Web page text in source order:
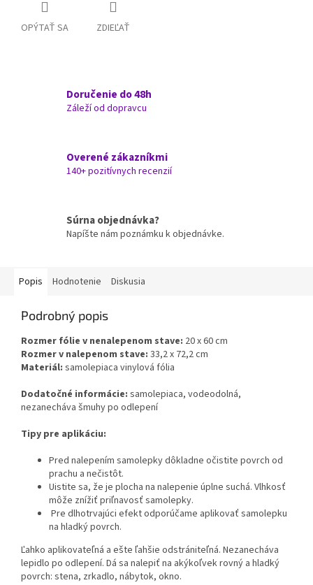
OPÝTAŤ SA ZDIEĽAŤ
Doručenie do 48h
Záleží od dopravcu
Overené zákazníkmi
140+ pozitívnych recenzií
Súrna objednávka?
Napíšte nám poznámku k objednávke.
Popis Hodnotenie Diskusia
Podrobný popis
Rozmer fólie v nenalepenom stave: 20 x 60 cm
Rozmer v nalepenom stave: 33,2 x 72,2 cm
Materiál: samolepiaca vinylová fólia
Dodatočné informácie: samolepiaca, vodeodolná,
nezanecháva šmuhy po odlepení
Tipy pre aplikáciu:
Pred nalepením samolepky dôkladne očistite povrch od
prachu a nečistôt.
Uistite sa, že je plocha na nalepenie úplne suchá. Vlhkosť
môže znížiť priľnavosť samolepky.
Pre dlhotrvajúci efekt odporúčame aplikovať samolepku
na hladký povrch.
Ľahko aplikovateľná a ešte ľahšie odstrániteľná. Nezanecháva
lepidlo po odlepení. Dá sa nalepiť na akýkoľvek rovný a hladký
povrch: stena, zrkadlo, nábytok, okno.